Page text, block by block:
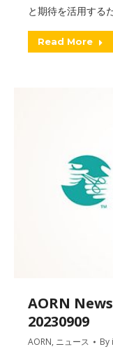
と期待を活用する
Read More
AORN
20230909
AORN, ニュース By